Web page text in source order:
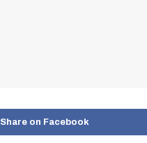
Share on Facebook